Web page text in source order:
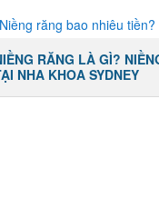
RĂNG LÀ GÌ?
NHA KHOA SYDNEY